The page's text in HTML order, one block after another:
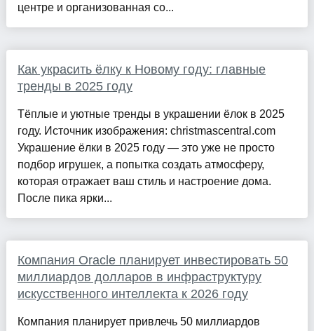
центре и организованная со...
Как украсить ёлку к Новому году: главные
тренды в 2025 году
Тёплые и уютные тренды в украшении ёлок в 2025
году. Источник изображения: christmascentral.com
Украшение ёлки в 2025 году — это уже не просто
подбор игрушек, а попытка создать атмосферу,
которая отражает ваш стиль и настроение дома.
После пика ярки...
Компания Oracle планирует инвестировать 50
миллиардов долларов в инфраструктуру
искусственного интеллекта к 2026 году
Компания планирует привлечь 50 миллиардов